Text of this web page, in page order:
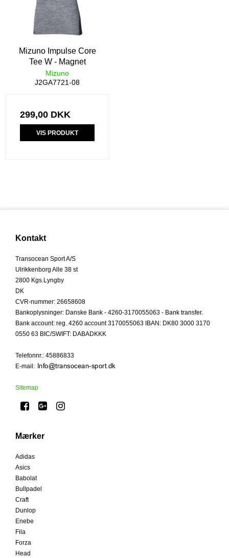
Mizuno Impulse Core
Tee W - Magnet
Mizuno
J2GA7721-08
299,00 DKK
VIS PRODUKT
Kontakt
Transocean Sport A/S
Ulrikkenborg Alle 38 st
2800 Kgs.Lyngby
DK
CVR-nummer: 26658608
Bankoplysninger: Danske Bank - 4260-3170055063 - Bank transfer.
Bank account: reg. 4260 account 3170055063 IBAN: DK80 3000 3170
0550 63 BIC/SWIFT: DABADKKK
Telefonnr. : 45886833
E-mail:
Sitemap
Mærker
Adidas
Asics
Babolat
Bullpadel
Craft
Dunlop
Enebe
Fila
Forza
Head